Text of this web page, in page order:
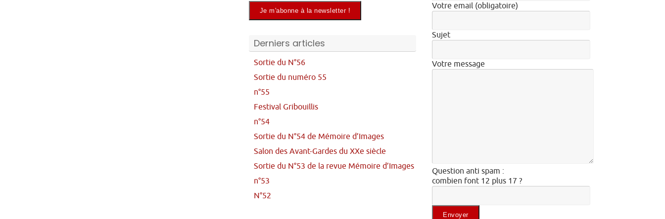
Derniers articles
Sortie du N°56
Sortie du numéro 55
n°55
Festival Gribouillis
n°54
Sortie du N°54 de Mémoire d’Images
Salon des Avant-Gardes du XXe siècle
Sortie du N°53 de la revue Mémoire d’Images
n°53
N°52
Votre email (obligatoire)
Sujet
Votre message
Question anti spam :
combien font 12 plus 17 ?